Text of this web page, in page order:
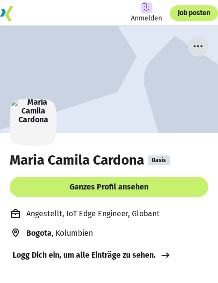
Anmelden
Job posten
Maria Camila Cardona Basis
Ganzes Profil ansehen
Angestellt, IoT Edge Engineer, Globant
Bogota, Kolumbien
Logg Dich ein, um alle Einträge zu sehen.